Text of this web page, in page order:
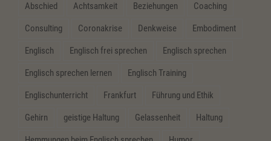
Abschied Achtsamkeit Beziehungen Coaching
Consulting Coronakrise Denkweise Embodiment
Englisch Englisch frei sprechen Englisch sprechen
Englisch sprechen lernen Englisch Training
Englischunterricht Frankfurt Führung und Ethik
Gehirn geistige Haltung Gelassenheit Haltung